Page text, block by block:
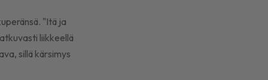
"Itä ja
liikkeellä
sillä kärsimys